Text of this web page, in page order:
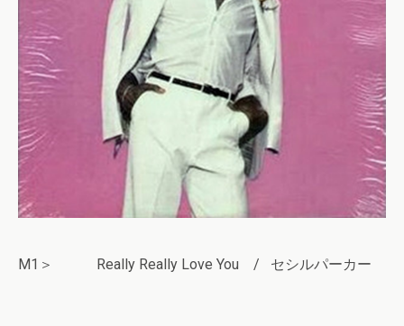
M1＞ Really Really Love You / セシルパーカー